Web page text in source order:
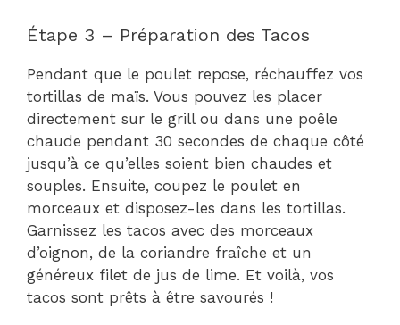
Étape 3 – Préparation des Tacos
Pendant que le poulet repose, réchauffez vos
tortillas de maïs. Vous pouvez les placer
directement sur le grill ou dans une poêle
chaude pendant 30 secondes de chaque côté
jusqu’à ce qu’elles soient bien chaudes et
souples. Ensuite, coupez le poulet en
morceaux et disposez-les dans les tortillas.
Garnissez les tacos avec des morceaux
d’oignon, de la coriandre fraîche et un
généreux filet de jus de lime. Et voilà, vos
tacos sont prêts à être savourés !